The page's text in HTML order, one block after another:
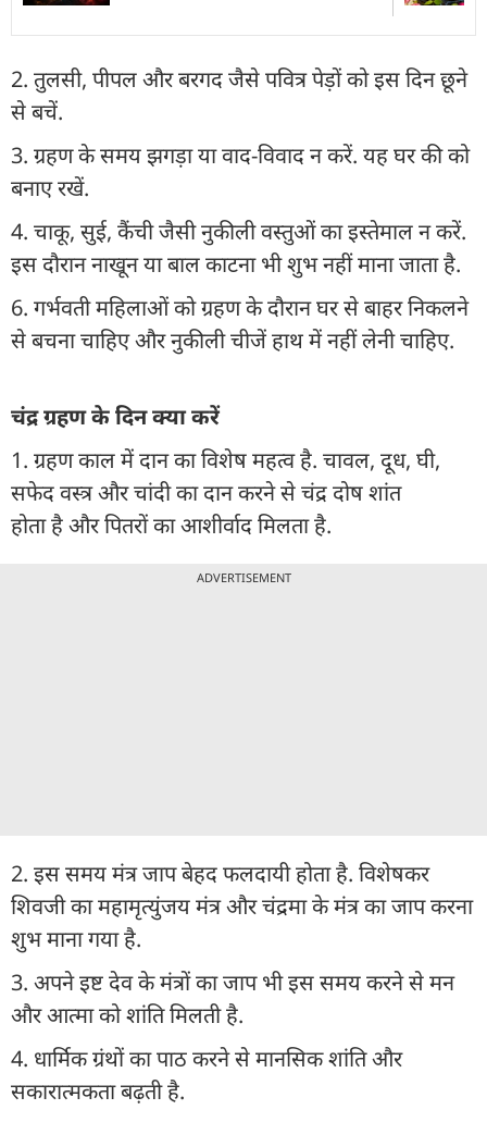
2. तुलसी, पीपल और बरगद जैसे पवित्र पेड़ों को इस दिन छूने
से बचें.
3. ग्रहण के समय झगड़ा या वाद-विवाद न करें. यह घर की को
बनाए रखें.
4. चाकू, सुई, कैंची जैसी नुकीली वस्तुओं का इस्तेमाल न करें.
इस दौरान नाखून या बाल काटना भी शुभ नहीं माना जाता है.
6. गर्भवती महिलाओं को ग्रहण के दौरान घर से बाहर निकलने
से बचना चाहिए और नुकीली चीजें हाथ में नहीं लेनी चाहिए.
चंद्र ग्रहण के दिन क्या करें
1. ग्रहण काल में दान का विशेष महत्व है. चावल, दूध, घी,
सफेद वस्त्र और चांदी का दान करने से चंद्र दोष शांत
होता है और पितरों का आशीर्वाद मिलता है.
ADVERTISEMENT
2. इस समय मंत्र जाप बेहद फलदायी होता है. विशेषकर
शिवजी का महामृत्युंजय मंत्र और चंद्रमा के मंत्र का जाप करना
शुभ माना गया है.
3. अपने इष्ट देव के मंत्रों का जाप भी इस समय करने से मन
और आत्मा को शांति मिलती है.
4. धार्मिक ग्रंथों का पाठ करने से मानसिक शांति और
सकारात्मकता बढ़ती है.